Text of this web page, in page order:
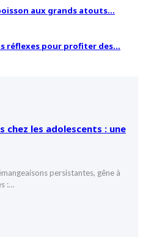
aux grands atouts…
réflexes pour profiter des…
chez les adolescents : une
persistantes, gêne à
:…